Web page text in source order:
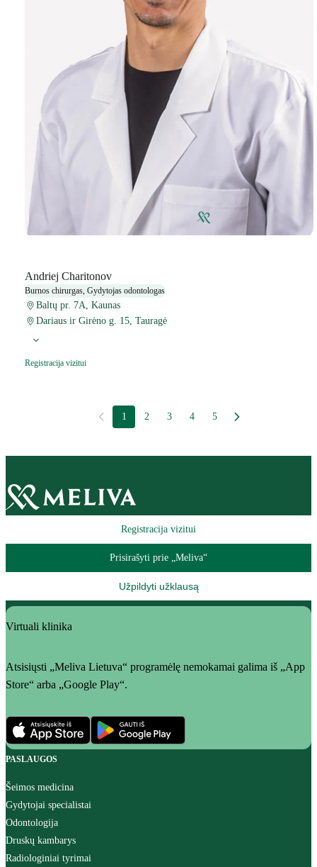
Andriej Charitonov
Burnos chirurgas, Gydytojas odontologas
Baltų pr. 7A, Kaunas
Dariaus ir Girėno g. 15, Tauragė
Registracija vizitui
1 2 3 4 5
Registracija vizitui
Prisirašyti prie „Meliva“
Užpildyti užklausą
Virtuali klinika
Atsisiųsti „Meliva Lietuva“ programėlę nemokamai galima iš „App
Store“ arba „Google Play“.
PASLAUGOS
Šeimos medicina
Gydytojai specialistai
Odontologija
Druskų kambarys
Radiologiniai tyrimai